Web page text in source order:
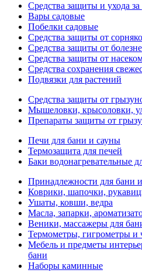
Средства защиты и ухода
Вары садовые
Побелки садовые
Средства защиты от
Средства защиты от
Средства защиты от
Средства сохранения
Подвязки для растений
Средства защиты от
Мышеловки, крысоловки,
Препараты защиты от
Печи для бани и сауны
Термозащита для печей
Баки водонагревательные
Принадлежности для бани
Коврики, шапочки,
Ушаты, ковши, ведра
Масла, запарки,
Веники, массажеры для
Термометры, гигрометры и
Мебель и предметы
бани
Наборы каминные